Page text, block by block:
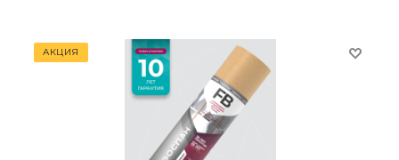
АКЦИЯ